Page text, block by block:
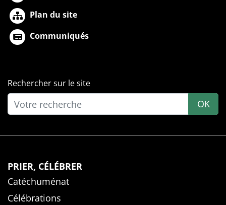
Plan du site
Communiqués
Rechercher sur le site
OK
PRIER, CÉLÉBRER
Catéchuménat
Célébrations